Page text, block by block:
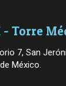
- Torre
7, San
México.